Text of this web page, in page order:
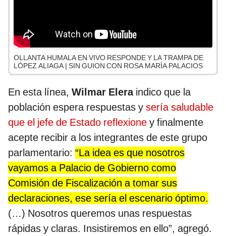
OLLANTA HUMALA EN VIVO RESPONDE Y LA TRAMPA DE
LÓPEZ ALIAGA | SIN GUION CON ROSA MARÍA PALACIOS
En esta línea, Wilmar Eleraindico que la
población espera respuestas y sería saludable
que el jefe de Estado reflexione y finalmente
acepte recibir a los integrantes de este grupo
parlamentario: “La idea es que nosotros
vayamos a Palacio de Gobierno como
Comisión de Fiscalización a tomar sus
declaraciones, ese sería el escenario óptimo.
(…) Nosotros queremos unas respuestas
rápidas y claras. Insistiremos en ello”, agregó.